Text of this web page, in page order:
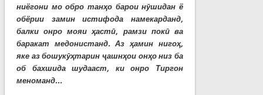
ниёгони мо обро танҳо барои нӯшидан ё
обёрии замин истифода намекарданд,
балки онро мояи ҳастӣ, рамзи покӣ ва
баракат медонистанд. Аз ҳамин нигоҳ,
яке аз бошукӯҳтарин ҷашнҳои онҳо низ ба
об бахшида шудааст, ки онро Тиргон
меноманд...